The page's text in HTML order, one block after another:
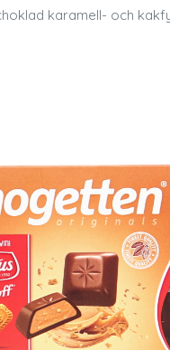
karamell- och